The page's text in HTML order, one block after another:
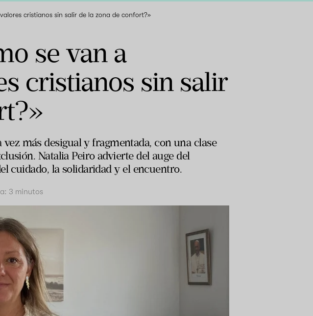
cristianos sin salir de la zona de confort?»
se van a
cristianos sin salir
más desigual y fragmentada, con una clase
Natalia Peiro advierte del auge del
cuidado, la solidaridad y el encuentro.
3 minutos